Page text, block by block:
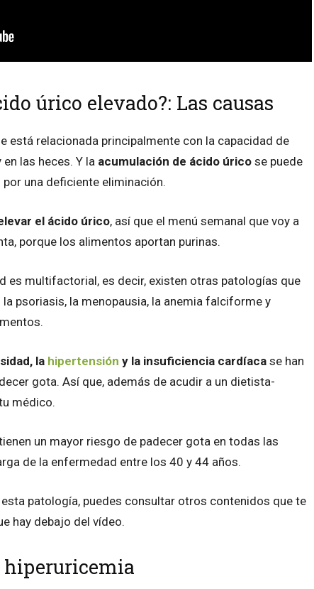
úrico elevado?: Las causas
está relacionada principalmente con la capacidad de
las heces. Y la acumulación de ácido úrico se puede
una deficiente eliminación.
el ácido úrico, así que el menú semanal que voy a
porque los alimentos aportan purinas.
es multifactorial, es decir, existen otras patologías que
psoriasis, la menopausia, la anemia falciforme y
la hipertensión y la insuficiencia cardíaca se han
gota. Así que, además de acudir a un dietista-
médico.
un mayor riesgo de padecer gota en todas las
de la enfermedad entre los 40 y 44 años.
patología, puedes consultar otros contenidos que te
hay debajo del vídeo.
hiperuricemia